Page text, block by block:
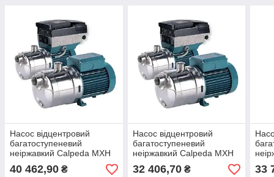
Насос відцентровий
багатоступеневий
неіржавкий Calpeda MXH
805/А
40 462,90 ₴
Насос відцентровий
багатоступеневий
неіржавкий Calpeda MXH
803
32 406,70₴ 33